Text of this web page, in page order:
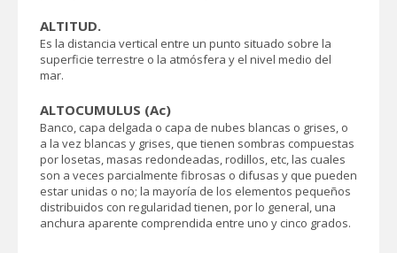
ALTITUD.
Es la distancia vertical entre un punto situado sobre la
superficie terrestre o la atmósfera y el nivel medio del
mar.
ALTOCUMULUS (Ac)
Banco, capa delgada o capa de nubes blancas o grises, o
a la vez blancas y grises, que tienen sombras compuestas
por losetas, masas redondeadas, rodillos, etc, las cuales
son a veces parcialmente fibrosas o difusas y que pueden
estar unidas o no; la mayoría de los elementos pequeños
distribuidos con regularidad tienen, por lo general, una
anchura aparente comprendida entre uno y cinco grados.